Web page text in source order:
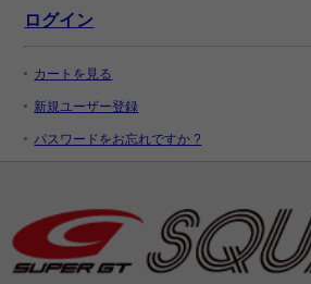
ログイン
カートを見る
新規ユーザー登録
パスワードをお忘れですか ?